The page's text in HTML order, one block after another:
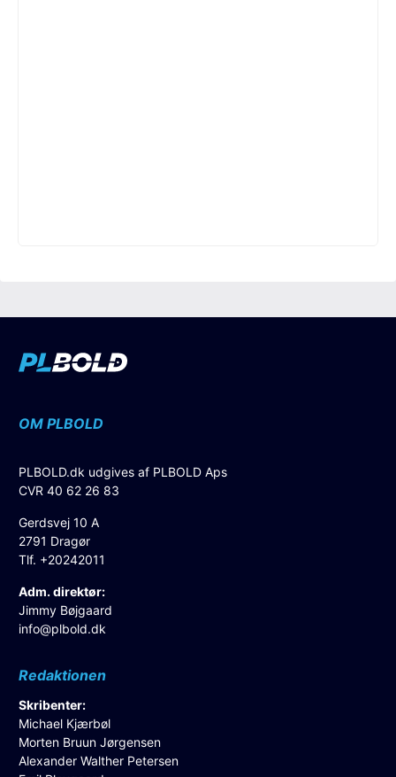
OM PLBOLD
PLBOLD.dk udgives af PLBOLD Aps
CVR 40 62 26 83
Gerdsvej 10 A
2791 Dragør
Tlf. +20242011
Adm. direktør:
Jimmy Bøjgaard
info@plbold.dk
Redaktionen
Skribenter:
Michael Kjærbøl
Morten Bruun Jørgensen
Alexander Walther Petersen